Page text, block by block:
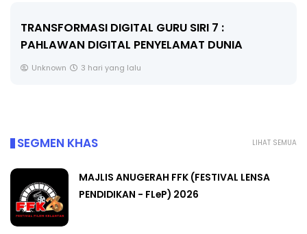
MAJLIS ANUGERAH FFK (FESTIVAL LENSA
PENDIDIKAN - FLeP) 2026
Unknown 4 hari yang lalu
LIHAT SEMUA
SEGMEN KHAS
MAJLIS ANUGERAH FFK (FESTIVAL LENSA
PENDIDIKAN - FLeP) 2026